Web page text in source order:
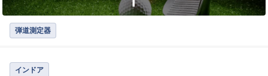
弾道測定器
インドア